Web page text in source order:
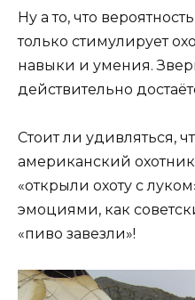
Ну а то, что
только стимулирует
навыки и умения.
действительно
Стоит ли удивляться,
американский
«открыли охоту с
эмоциями, как
«пиво завезли»!